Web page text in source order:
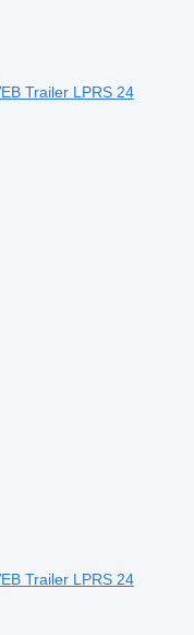
Trailer LPRS 24
Trailer LPRS 24